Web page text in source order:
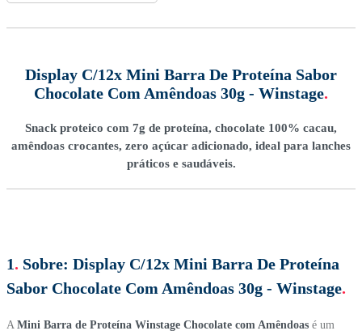
Display C/12x Mini Barra De Proteína Sabor
Chocolate Com Amêndoas 30g - Winstage.
Snack proteico com 7g de proteína, chocolate 100% cacau,
amêndoas crocantes, zero açúcar adicionado, ideal para lanches
práticos e saudáveis.
1. Sobre: Display C/12x Mini Barra De Proteína
Sabor Chocolate Com Amêndoas 30g - Winstage.
A Mini Barra de Proteína Winstage Chocolate com Amêndoas é um